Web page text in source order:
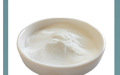
巯基(-SH)的碳水化合物。 可作
为面包发酵硫化促进剂、防腐
剂；加快谷蛋白的产生，避免脆
化；用以纯天然水果汁可避免Vc